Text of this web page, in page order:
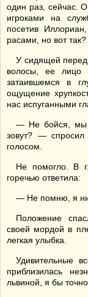
один раз, сейчас.
игроками на
посетив
расами, но вот так?
У сидящей
волосы, ее лицо
затаившемся в
ощущение
нас испуганными
— Не бойся, мы
зовут? —
голосом.
Не помогло. В
горечью ответила:
— Не помню, я
Положение
своей мордой в
легкая улыбка.
Удивительные
приблизилась
львиной, я бы